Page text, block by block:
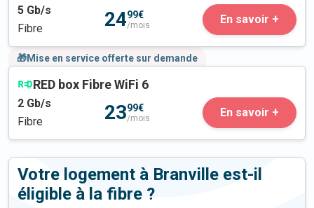
5 Gb/s
Fibre
2499€
/mois En savoir +
🎁Mise en service offerte sur demande
RED box Fibre WiFi 6
2 Gb/s
Fibre
2399€
/mois En savoir +
Votre logement à Branville est-il
éligible à la fibre ?